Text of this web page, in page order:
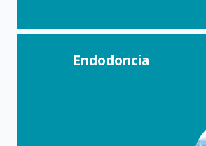
Endodoncia